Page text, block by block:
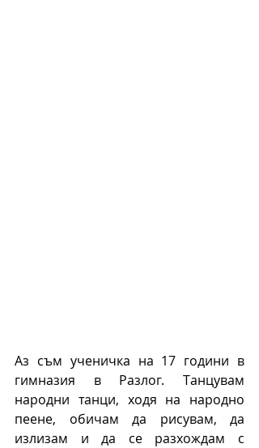
Аз съм ученичка на 17 години в
гимназия в Разлог. Танцувам
народни танци, ходя на народно
пеене, обичам да рисувам, да
излизам и да се разхождам с